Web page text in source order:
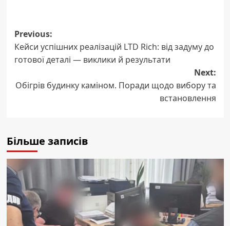
Post
navigation
Previous:
Кейси успішних реалізацій LTD Rich: від задуму до
готової деталі — виклики й результати
Next:
Обігрів будинку каміном. Поради щодо вибору та
встановлення
Більше записів